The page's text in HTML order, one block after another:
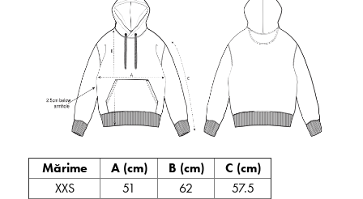
Mărime A (cm) B (cm)
C (cm)
XXS
51 62
57.5